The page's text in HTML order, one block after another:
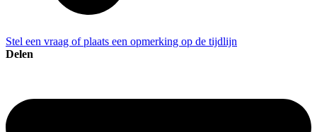
Stel een vraag of plaats een opmerking op de tijdlijn
Delen